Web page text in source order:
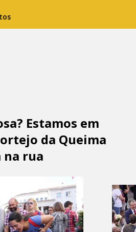
Estamos em
da Queima
na rua